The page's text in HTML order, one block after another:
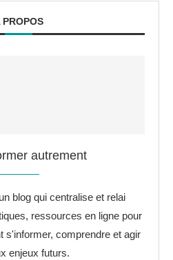
PROPOS
autrement
blog qui centralise et relai
ressources en ligne pour
s'informer, comprendre et agir
enjeux futurs.